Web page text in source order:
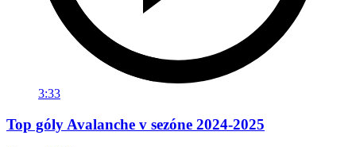
3:33
Top góly Avalanche v sezóne 2024-2025